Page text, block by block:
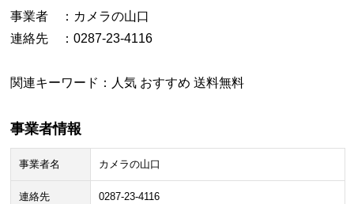
事業者 ：カメラの山口
連絡先 ：0287-23-4116
関連キーワード：人気 おすすめ 送料無料
事業者情報
事業者名 カメラの山口
連絡先 0287-23-4116